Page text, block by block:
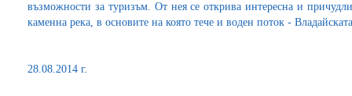
възможности за туризъм. От нея се открива интересна и
каменна река, в основите на която тече и воден поток -
28.08.2014 г.